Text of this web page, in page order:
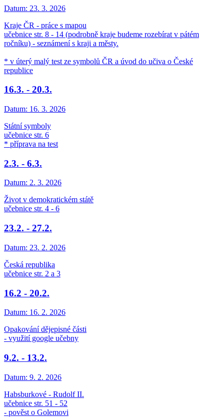
Datum: 23. 3. 2026
Kraje ČR - práce s mapou
učebnice str. 8 - 14 (podrobně kraje budeme rozebírat v pátém
ročníku) - seznámení s kraji a městy.
* v úterý malý test ze symbolů ČR a úvod do učiva o České
republice
16.3. - 20.3.
Datum: 16. 3. 2026
Státní symboly
učebnice str. 6
* příprava na test
2.3. - 6.3.
Datum: 2. 3. 2026
Život v demokratickém státě
učebnice str. 4 - 6
23.2. - 27.2.
Datum: 23. 2. 2026
Česká republika
učebnice str. 2 a 3
16.2 - 20.2.
Datum: 16. 2. 2026
Opakování dějepisné části
- využití google učebny
9.2. - 13.2.
Datum: 9. 2. 2026
Habsburkové - Rudolf II.
učebnice str. 51 - 52
- pověst o Golemovi